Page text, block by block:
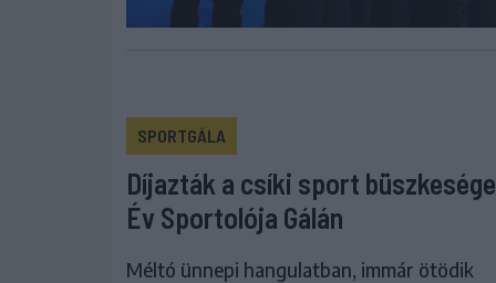
SPORTGÁLA
Díjazták a csíki sport
Év Sportolója Gálán
Méltó ünnepi hangulatban, immár ötödik